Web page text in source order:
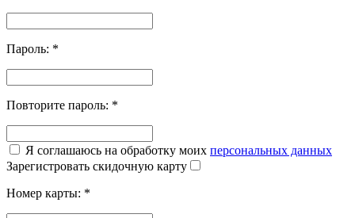
Пароль: *
Повторите пароль: *
Я соглашаюсь на обработку моих персональных данных
Зарегистровать скидочную карту
Номер карты: *